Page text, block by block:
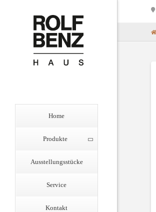
Home
Produkte
Ausstellungsstücke
Service
Kontakt